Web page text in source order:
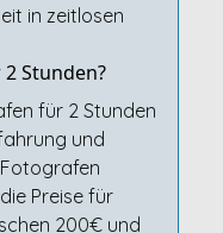
in zeitlosen
Stunden?
für 2 Stunden
und
Preise für
200€ und